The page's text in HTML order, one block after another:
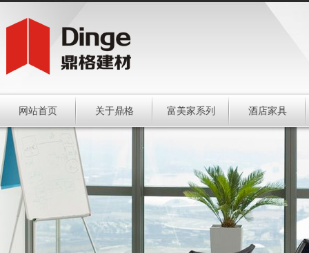
网站首页 关于鼎格 富美家系列 酒店家具